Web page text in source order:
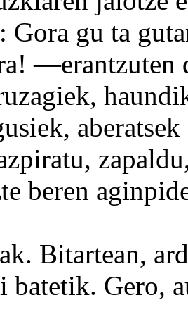
Gora gu ta
beren
batetik. Gero,